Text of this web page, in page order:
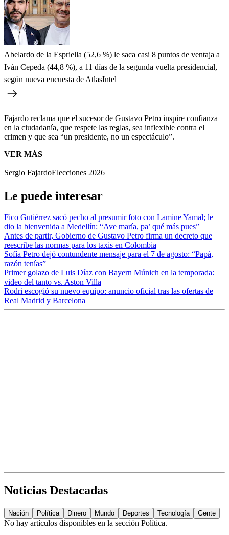
Abelardo de la Espriella (52,6 %) le saca casi 8 puntos de ventaja a
Iván Cepeda (44,8 %), a 11 días de la segunda vuelta presidencial,
según nueva encuesta de AtlasIntel
Fajardo reclama que el sucesor de Gustavo Petro inspire confianza
en la ciudadanía, que respete las reglas, sea inflexible contra el
crimen y que sea “un presidente, no un espectáculo”.
VER MÁS
Sergio FajardoElecciones 2026
Le puede interesar
Fico Gutiérrez sacó pecho al presumir foto con Lamine Yamal; le
dio la bienvenida a Medellín: “Ave maría, pa’ qué más pues”
Antes de partir, Gobierno de Gustavo Petro firma un decreto que
reescribe las normas para los taxis en Colombia
Sofía Petro dejó contundente mensaje para el 7 de agosto: “Papá,
razón tenías”
Primer golazo de Luis Díaz con Bayern Múnich en la temporada:
video del tanto vs. Aston Villa
Rodri escogió su nuevo equipo: anuncio oficial tras las ofertas de
Real Madrid y Barcelona
Noticias Destacadas
Nación Política Dinero Mundo Deportes Tecnología Gente
No hay artículos disponibles en la sección Política.